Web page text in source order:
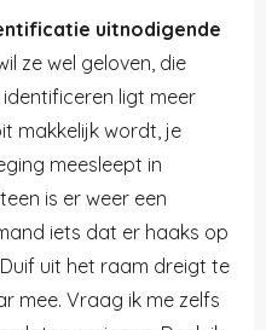
uitnodigende
ze wel geloven, die
ligt meer
makkelijk wordt, je
meesleept in
is er weer een
iets dat er haaks op
uit het raam dreigt te
mee. Vraag ik me zelfs